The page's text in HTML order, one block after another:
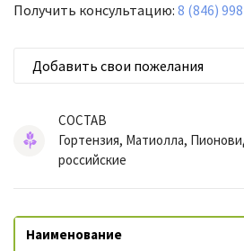
Получить консультацию: 8 (846)
Добавить свои пожелания
СОСТАВ
Гортензия, Матиолла,
российские
Наименование